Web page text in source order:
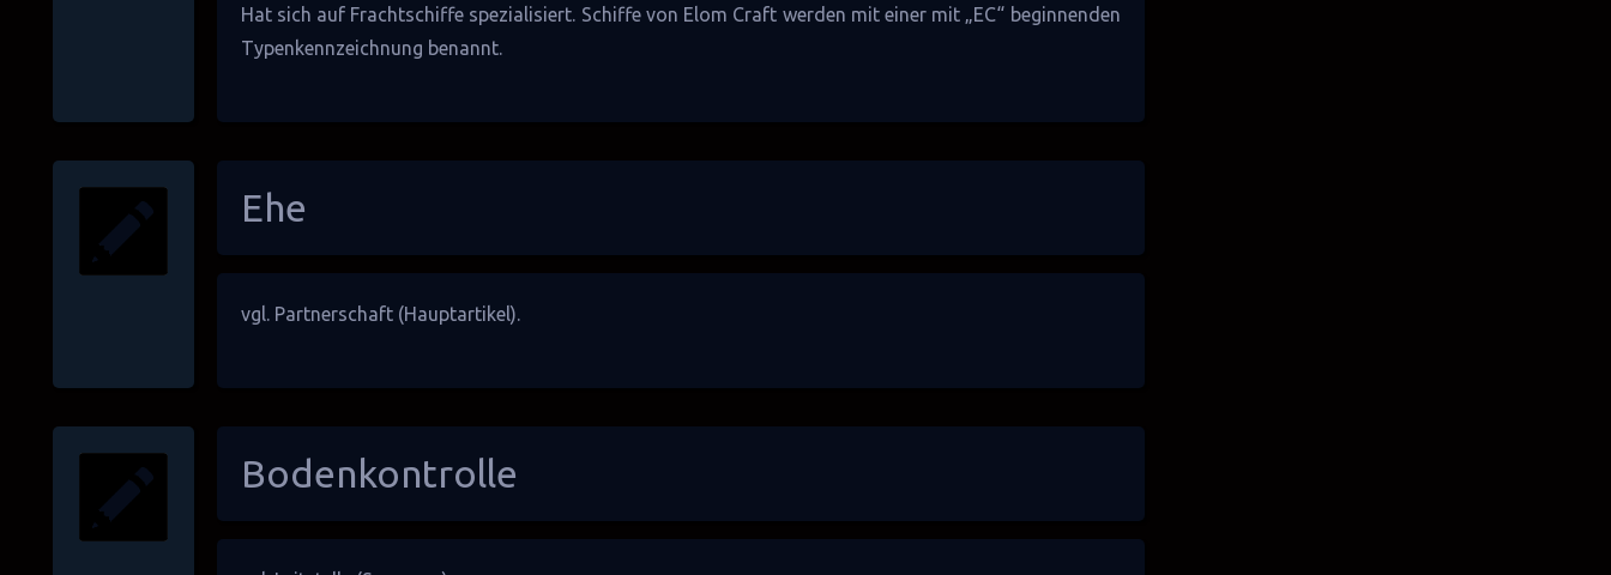
Hat sich auf Frachtschiffe spezialisiert. Schiffe von Elom Craft werden mit einer mit „EC“ beginnenden
Typenkennzeichnung benannt.
Ehe
vgl. Partnerschaft(Hauptartikel).
Bodenkontrolle